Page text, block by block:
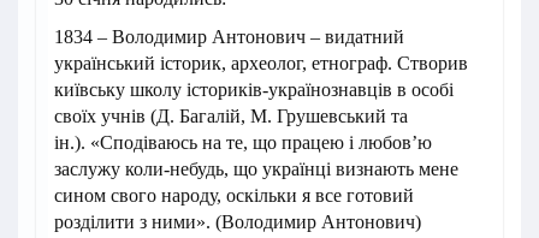
1834 – Володимир Антонович – видатний
український історик, археолог, етнограф. Створив
київську школу істориків-українознавців в особі
своїх учнів (Д. Багалій, М. Грушевський та
ін.). «Сподіваюсь на те, що працею і любов’ю
заслужу коли-небудь, що українці визнають мене
сином свого народу, оскільки я все готовий
розділити з ними». (Володимир Антонович)